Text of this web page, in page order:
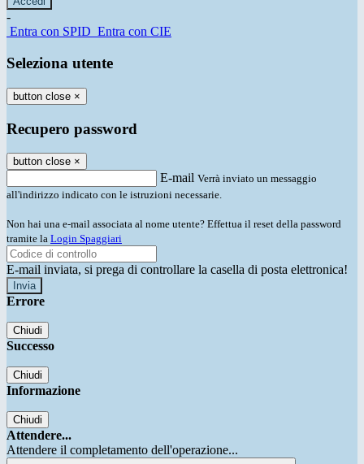
-
Entra con SPID Entra con CIE
Seleziona utente
button close ×
Recupero password
button close ×
E-mail Verrà inviato un messaggio
all'indirizzo indicato con le istruzioni necessarie.
Non hai una e-mail associata al nome utente? Effettua il reset della password
tramite la Login Spaggiari
E-mail inviata, si prega di controllare la casella di posta elettronica!
Errore
Chiudi
Successo
Chiudi
Informazione
Chiudi
Attendere...
Attendere il completamento dell'operazione...